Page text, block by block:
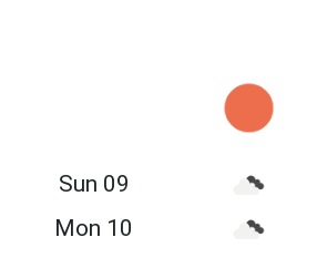
Sun 09
Mon 10